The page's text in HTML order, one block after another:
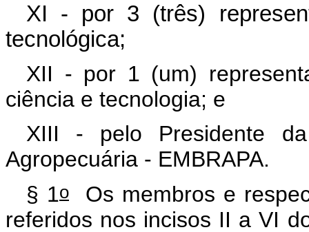
XI - por 3 (três)
tecnológica;
XII - por 1 (um)
ciência e tecnologia; e
XIII - pelo Presidente
Agropecuária - EMBRAPA.
§ 1o Os membros e
referidos nos incisos II a VI